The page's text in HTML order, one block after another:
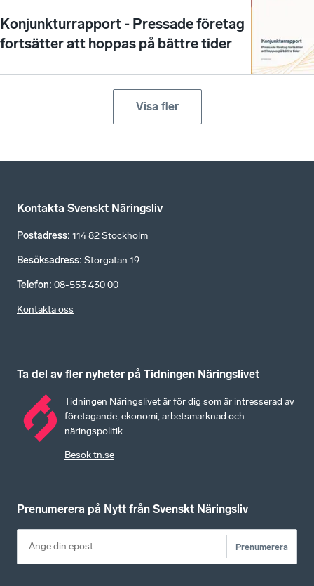
Konjunkturrapport - Pressade företag
fortsätter att hoppas på bättre tider
Visa fler
Kontakta Svenskt Näringsliv
Postadress: 114 82 Stockholm
Besöksadress: Storgatan 19
Telefon: 08-553 430 00
Kontakta oss
Ta del av fler nyheter på Tidningen Näringslivet
Tidningen Näringslivet är för dig som är intresserad av
företagande, ekonomi, arbetsmarknad och
näringspolitik.
Besök tn.se
Prenumerera på Nytt från Svenskt Näringsliv
Prenumerera